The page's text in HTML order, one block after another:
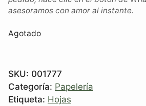
asesoramos con amor al instante.
Agotado
SKU: 001777
Categoría: Papelería
Etiqueta: Hojas